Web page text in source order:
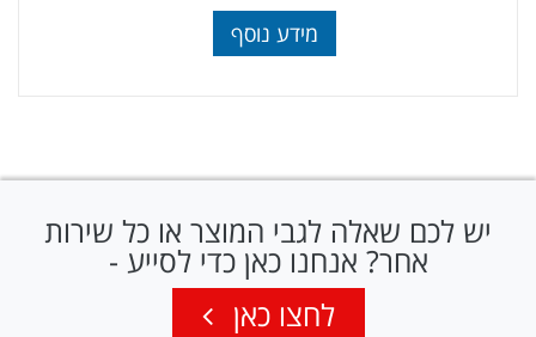
מידע נוסף
יש לכם שאלה לגבי המוצר או כל שירות
אחר? אנחנו כאן כדי לסייע -
לחצו כאן